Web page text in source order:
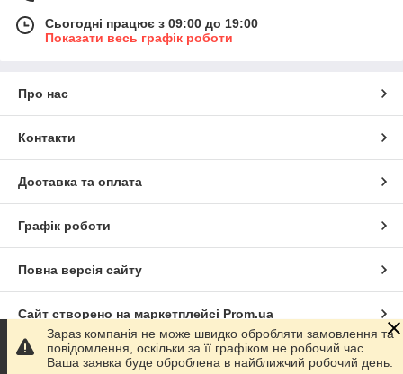
Сьогодні працює з 09:00 до 19:00
Показати весь графік роботи
Про нас
Контакти
Доставка та оплата
Графік роботи
Повна версія сайту
Сайт створено на маркетплейсі Prom.ua
Політика конфіденційності
Зараз компанія не може швидко обробляти замовлення та
повідомлення, оскільки за її графіком не робочий час.
Ваша заявка буде оброблена в найближчий робочий день.